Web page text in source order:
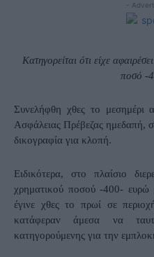
-
Κατηγορείται ότι είχε
ποσό -
Συνελήφθη χθες το μεσημέρι
Ασφάλειας Πρέβεζας ημεδαπή,
δικογραφία για κλοπή.
Ειδικότερα, στο πλαίσιο
χρηματικού ποσού -400- ευρώ
έγινε χθες το πρωί σε
κατάφεραν άμεσα να
κατηγορούμενης για την